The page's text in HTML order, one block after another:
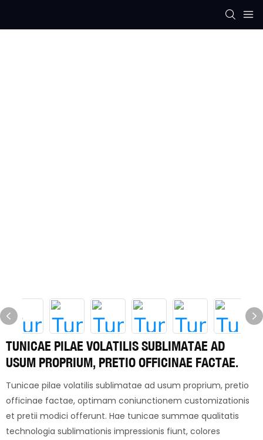
TUNICAE PILAE VOLATILIS SUBLIMATAE AD
USUM PROPRIUM, PRETIO OFFICINAE FACTAE.
Tunicae pilae volatilis sublimatae ad usum proprium, pretio
officinae factae, optimam coniunctionem customizationis
et pretii modici offerunt. Hae tunicae summae qualitatis
technologia sublimationis impressionis fiunt, colores